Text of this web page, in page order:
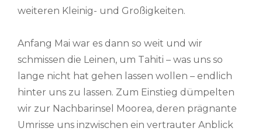
weiteren Kleinig- und Großigkeiten.
Anfang Mai war es dann so weit und wir
schmissen die Leinen, um Tahiti – was uns so
lange nicht hat gehen lassen wollen – endlich
hinter uns zu lassen. Zum Einstieg dümpelten
wir zur Nachbarinsel Moorea, deren prägnante
Umrisse uns inzwischen ein vertrauter Anblick